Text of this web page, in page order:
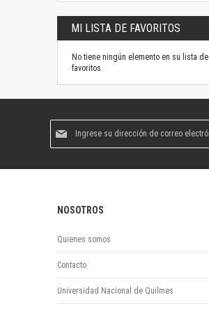
MI LISTA DE FAVORITOS
No tiene ningún elemento en su lista de
favoritos.
boletín
NOSOTROS
Quienes somos
Contacto
Universidad Nacional de Quilmes